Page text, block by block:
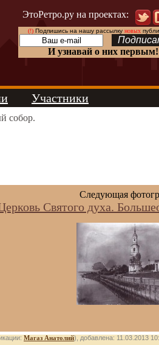
ЭтоРетро.ру на проектах:
(!)Подпишись на нашу рассылку новых
И узнавай о них первым!
Участники
собор.
Следующая
Святого духа.
Магаз Анатолий), добавлена: 11.03.2013